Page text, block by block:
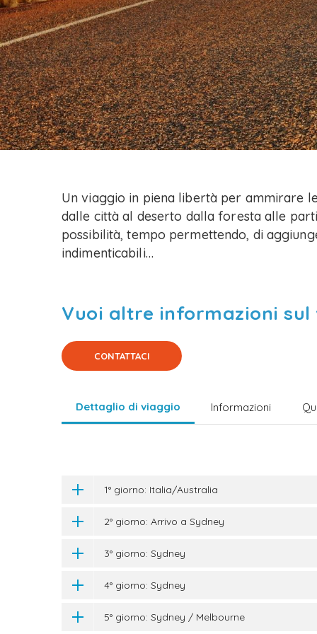
Un viaggio in piena libertà per ammirare
dalle città al deserto dalla foresta alle
possibilità, tempo permettendo, di
indimenticabili…
Vuoi altre informazioni sul
CONTATTACI
Dettaglio di viaggio Informazioni
1° giorno: Italia/Australia
2° giorno: Arrivo a Sydney
3° giorno: Sydney
4° giorno: Sydney
5° giorno: Sydney / Melbourne